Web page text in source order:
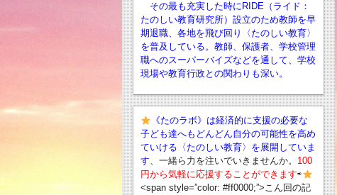
その最も充実した時にRIDE（ライド：
たのしい教育研究所）設立のため教師を早
期退職、 各地を飛び回り〈たのしい教育〉
を普及している。教師、保護者、学校管理
職へのスーパーバイズなどを通して、学校
現場や教育行政との関わりも深い。
《たのラボ》は経済的に支援の必要な
子ども達へもどんどん自分の可能性を高め
ていける〈たのしい教育〉を展開していま
す、一緒ら力を注いでいきませんか。 100
円から気軽に応援することができます⇨
<span style=”color: #ff0000;”>こん回の記